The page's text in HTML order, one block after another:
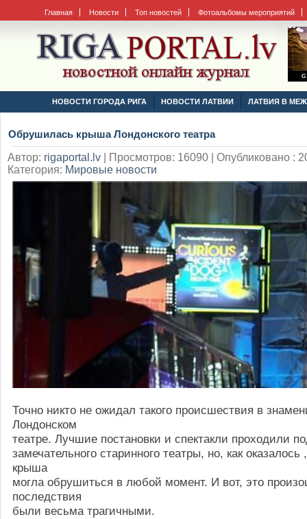
Главная Новости Топ новостей Фотоальбомы мероприятий
НОВОСТИ ГОРОДА РИГА НОВОСТИ ЛАТВИИ ЛАТВИЯ В
Обрушилась крыша Лондонского театра
Автор: rigaportal.lv
Просмотров: 16090 | Опубликовано :
Категория: Мировые новости
Точно никто не ожидал такого происшествия в
Лондонском
театре. Лучшие постановки и спектакли проходили
замечательного старинного театры, но, как
крыша
могла обрушиться в любой момент. И вот, это
последствия
были весьма трагичными.